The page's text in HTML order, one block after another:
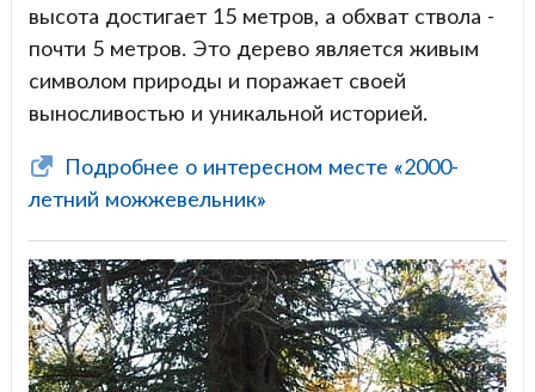
высота достигает 15 метров, а обхват ствола -
почти 5 метров. Это дерево является живым
символом природы и поражает своей
выносливостью и уникальной историей.
Подробнее о интересном месте «2000-
летний можжевельник»